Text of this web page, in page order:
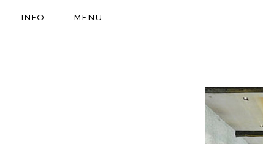
INFO MENU